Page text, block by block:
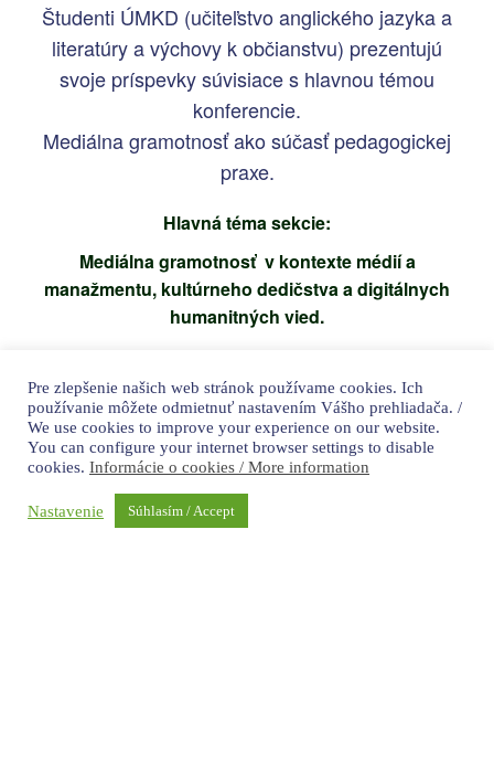
Študenti ÚMKD (učiteľstvo anglického jazyka a
literatúry a výchovy k občianstvu) prezentujú
svoje príspevky súvisiace s hlavnou témou
konferencie.
Mediálna gramotnosť ako súčasť pedagogickej
praxe.
Hlavná téma sekcie:
Mediálna gramotnosť v kontexte médií a
manažmentu, kultúrneho dedičstva a digitálnych
humanitných vied.
magisterská
Starší študenti ÚMKD prezentujú svoje
príspevky súvisiace s hlavnou témou
Pre zlepšenie našich web stránok používame cookies. Ich
používanie môžete odmietnuť nastavením Vášho prehliadača. /
We use cookies to improve your experience on our website.
You can configure your internet browser settings to disable
cookies. Informácie o cookies / More information
Nastavenie Súhlasím / Accept